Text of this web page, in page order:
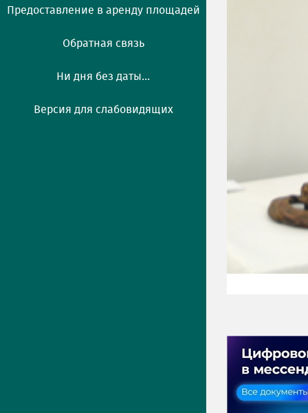
Предоставление в аренду площадей
Обратная связь
Ни дня без даты...
Версия для слабовидящих